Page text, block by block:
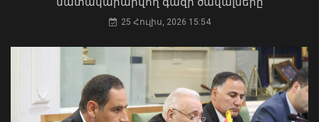
Ինչպես վարվել երկրաշարժի
25 Հուլիս, 2026 15:54